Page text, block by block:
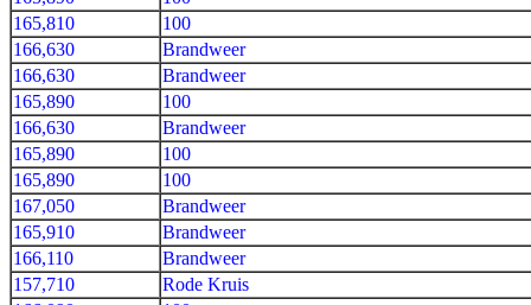
165,810
100
166,630
Brandweer
166,630
Brandweer
165,890
100
166,630
Brandweer
165,890
100
165,890
100
167,050
Brandweer
165,910
Brandweer
166,110
Brandweer
157,710
Rode Kruis